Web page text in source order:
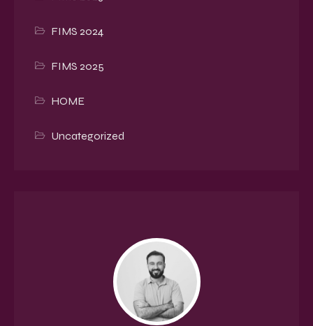
FIMS 2024
FIMS 2025
HOME
Uncategorized